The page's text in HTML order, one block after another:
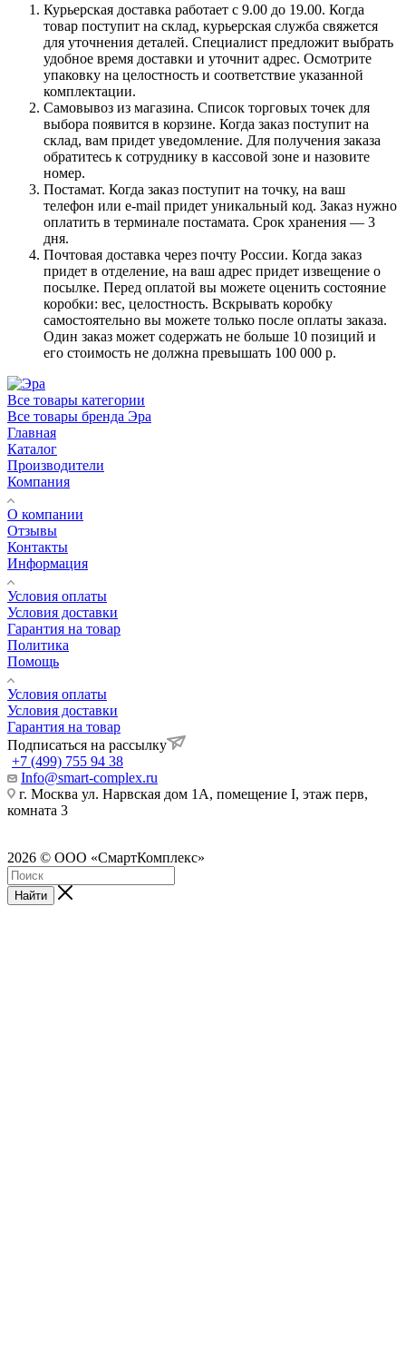
Курьерская доставка работает с 9.00 до 19.00. Когда
товар поступит на склад, курьерская служба свяжется
для уточнения деталей. Специалист предложит выбрать
удобное время доставки и уточнит адрес. Осмотрите
упаковку на целостность и соответствие указанной
комплектации.
Самовывоз из магазина. Список торговых точек для
выбора появится в корзине. Когда заказ поступит на
склад, вам придет уведомление. Для получения заказа
обратитесь к сотруднику в кассовой зоне и назовите
номер.
Постамат. Когда заказ поступит на точку, на ваш
телефон или e-mail придет уникальный код. Заказ нужно
оплатить в терминале постамата. Срок хранения — 3
дня.
Почтовая доставка через почту России. Когда заказ
придет в отделение, на ваш адрес придет извещение о
посылке. Перед оплатой вы можете оценить состояние
коробки: вес, целостность. Вскрывать коробку
самостоятельно вы можете только после оплаты заказа.
Один заказ может содержать не больше 10 позиций и
его стоимость не должна превышать 100 000 р.
Все товары категории
Все товары бренда Эра
Главная
Каталог
Производители
Компания
О компании
Отзывы
Контакты
Информация
Условия оплаты
Условия доставки
Гарантия на товар
Политика
Помощь
Условия оплаты
Условия доставки
Гарантия на товар
Подписаться на рассылку
+7 (499) 755 94 38
Info@smart-complex.ru
г. Москва ул. Нарвская дом 1А, помещение I, этаж перв,
комната 3
2026 © ООО «СмартКомплекс»
Найти